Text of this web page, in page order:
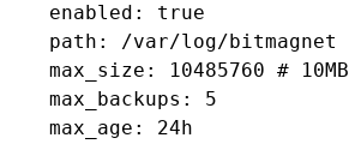
    enabled: true
    path: /var/log/bitmagnet
    max_size: 10485760 # 10MB
    max_backups: 5
    max_age: 24h